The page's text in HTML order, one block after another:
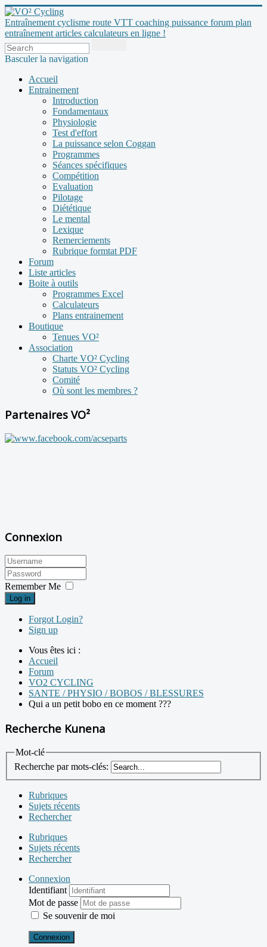
Entraînement cyclisme route VTT coaching puissance forum plan
entraînement articles calculateurs en ligne !
Basculer la navigation
Accueil
Entrainement
Introduction
Fondamentaux
Physiologie
Test d'effort
La puissance selon Coggan
Programmes
Séances spécifiques
Compétition
Evaluation
Pilotage
Diététique
Le mental
Lexique
Remerciements
Rubrique formtat PDF
Forum
Liste articles
Boite à outils
Programmes Excel
Calculateurs
Plans entrainement
Boutique
Tenues VO²
Association
Charte VO² Cycling
Statuts VO² Cycling
Comité
Où sont les membres ?
Partenaires VO²
Connexion
Remember Me
Log in
Forgot Login?
Sign up
Vous êtes ici :
Accueil
Forum
VO2 CYCLING
SANTE / PHYSIO / BOBOS / BLESSURES
Qui a un petit bobo en ce moment ???
Recherche Kunena
Mot-clé
Recherche par mots-clés:
Rubriques
Sujets récents
Rechercher
Rubriques
Sujets récents
Rechercher
Connexion
Identifiant
Mot de passe
Se souvenir de moi
Connexion